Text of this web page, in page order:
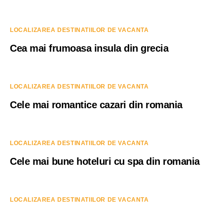
LOCALIZAREA DESTINATIILOR DE VACANTA
Cea mai frumoasa insula din grecia
LOCALIZAREA DESTINATIILOR DE VACANTA
Cele mai romantice cazari din romania
LOCALIZAREA DESTINATIILOR DE VACANTA
Cele mai bune hoteluri cu spa din romania
LOCALIZAREA DESTINATIILOR DE VACANTA